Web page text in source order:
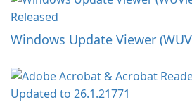
Windows Update Viewer